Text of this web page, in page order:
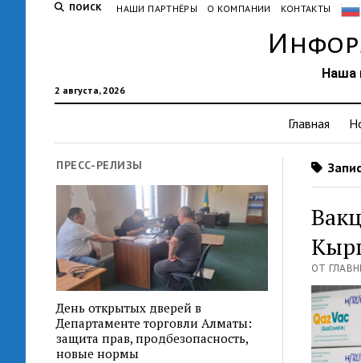
ПОИСК НАШИ ПАРТНЁРЫ О КОМПАНИИ КОНТАКТЫ
2 августа, 2026
Наша
Главная
ПРЕСС-РЕЛИЗЫ
День открытых дверей в
Департаменте торговли Алматы:
защита прав, продбезопасность,
новые нормы
ОТ